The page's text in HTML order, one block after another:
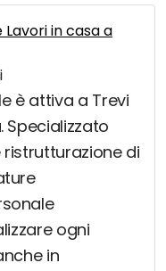
in casa a
è attiva a Trevi
Specializzato
di
ogni
in